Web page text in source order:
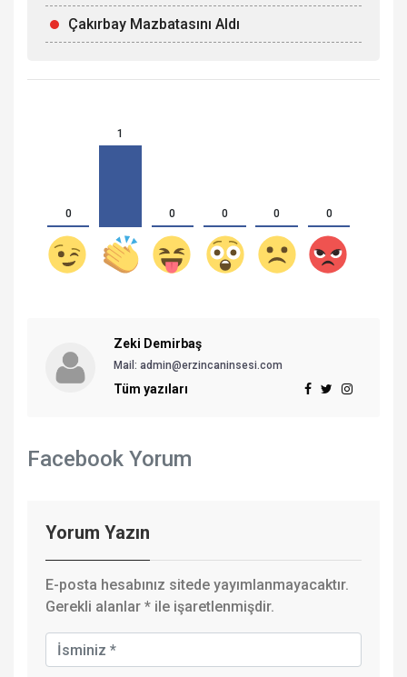
Çakırbay Mazbatasını Aldı
0
1
0 0 0 0
Zeki Demirbaş
Mail: admin@erzincaninsesi.com
Tüm yazıları
Facebook Yorum
Yorum Yazın
E-posta hesabınız sitede yayımlanmayacaktır.
Gerekli alanlar * ile işaretlenmişdir.